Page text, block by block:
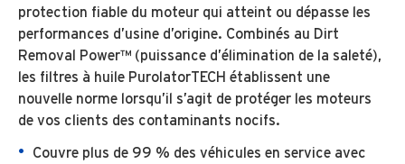
protection fiable du moteur qui atteint ou dépasse les
performances d’usine d’origine. Combinés au Dirt
Removal Power™ (puissance d’élimination de la saleté),
les filtres à huile PurolatorTECH établissent une
nouvelle norme lorsqu’il s’agit de protéger les moteurs
de vos clients des contaminants nocifs.
Couvre plus de 99 % des véhicules en service avec